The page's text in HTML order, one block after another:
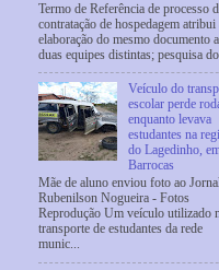
Termo de Referência de processo
contratação de hospedagem atribui
elaboração do mesmo documento a
duas equipes distintas; pesquisa
Veículo do
escolar perde
enquanto levava
estudantes na
do Lagedinho,
Barrocas
Mãe de aluno enviou foto ao
Rubenilson Nogueira - Fotos
Reprodução Um veículo utilizado
transporte de estudantes da rede
munic...